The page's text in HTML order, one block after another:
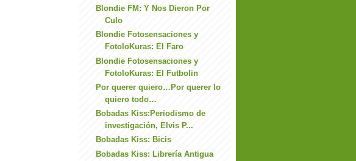
Blondie FM: Y Nos Dieron Por
Culo
Blondie Fotosensaciones y
FotoloKuras: El Faro
Blondie Fotosensaciones y
FotoloKuras: El Futbolin
Por querer quiero…Por querer lo
quiero todo…
Bobadas Kiss:Periodismo de
investigación, Elvis P...
Bobadas Kiss: Bicis
Bobadas Kiss: Librería Antigua